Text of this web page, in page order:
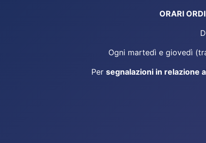
ORARI
Ogni martedì e giovedì
Per segnalazioni in relazione